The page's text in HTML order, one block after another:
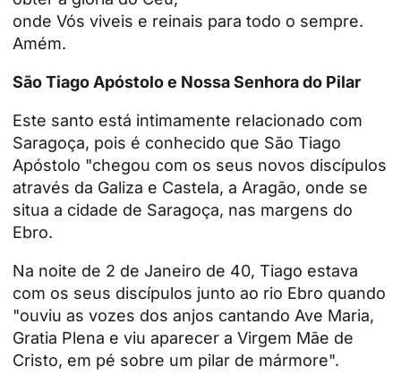
onde Vós viveis e reinais para todo o sempre.
Amém.
São Tiago Apóstolo e Nossa Senhora do Pilar
Este santo está intimamente relacionado com
Saragoça, pois é conhecido que São Tiago
Apóstolo "chegou com os seus novos discípulos
através da Galiza e Castela, a Aragão, onde se
situa a cidade de Saragoça, nas margens do
Ebro.
Na noite de 2 de Janeiro de 40, Tiago estava
com os seus discípulos junto ao rio Ebro quando
"ouviu as vozes dos anjos cantando Ave Maria,
Gratia Plena e viu aparecer a Virgem Mãe de
Cristo, em pé sobre um pilar de mármore".